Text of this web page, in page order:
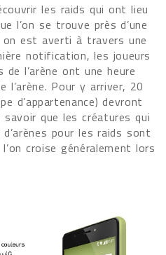
les raids qui ont lieu
l’on se trouve près d’une
on est averti à travers une
notification, les joueurs
l’arène ont une heure
l’arène. Pour y arriver, 20
d’appartenance) devront
que les créatures qui
pour les raids sont
croise généralement lors